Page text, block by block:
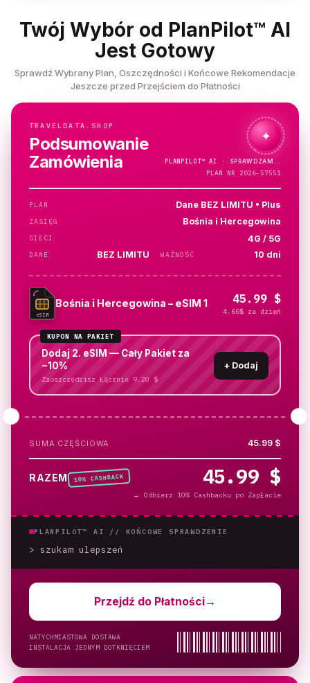
Twój Wybór od PlanPilot™ AI
Jest Gotowy
Sprawdź Wybrany Plan, Oszczędności i Końcowe Rekomendacje
Jeszcze przed Przejściem do Płatności
TRAVELDATA.SHOP
Podsumowanie
Zamówienia
✦
PLANPILOT™AI ·
PLAN NR 2026-57551
PLAN Dane BEZ LIMITU • Plus
ZASIĘG Bośnia i Hercegowina
SIECI 4G / 5G
DANE BEZ LIMITU WAŻNOŚĆ 10 dni
eSIM
Bośnia i Hercegowina – eSIM 1 45.99 $
4.60$ za dzień
KUPON NA PAKIET
Dodaj 2. eSIM — Cały Pakiet za
−10%
Zaoszczędzisz Łącznie 9.20 $
+ Dodaj
SUMA CZĘŚCIOWA 45.99 $
RAZEM 10% CASHBACK 45.99 $
→ Odbierz 10% Cashbacku po Zapłacie
PLANPILOT™ AI // KOŃCOWE SPRAWDZENIE
> szukam ulepszeń
Przejdź do Płatności→
NATYCHMIASTOWA DOSTAWA
INSTALACJA JEDNYM DOTKNIĘCIEM